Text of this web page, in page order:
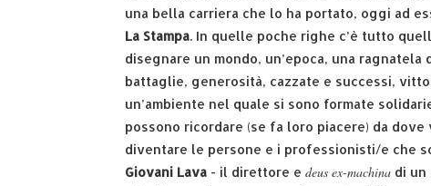
una bella carriera che lo ha portato, oggi ad
La Stampa. In quelle poche righe c’è tutto
disegnare un mondo, un’epoca, una
battaglie, generosità, cazzate e successi,
un’ambiente nel quale si sono formate
possono ricordare (se fa loro piacere) da
diventare le persone e i professionisti/e che
Giovani Lava - il direttore e deus ex-machina di un